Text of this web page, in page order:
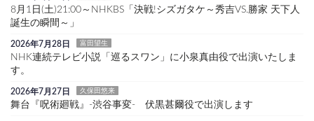
8月1日(土)21:00～NHKBS「決戦!シズガタケ～秀吉VS.勝家 天下人
誕生の瞬間～」
2026年7月28日 富田望生
NHK連続テレビ小説「巡るスワン」に小泉真由役で出演いたしま
す。
2026年7月27日 久保田悠来
舞台『呪術廻戦』-渋谷事変- 伏黒甚爾役で出演します